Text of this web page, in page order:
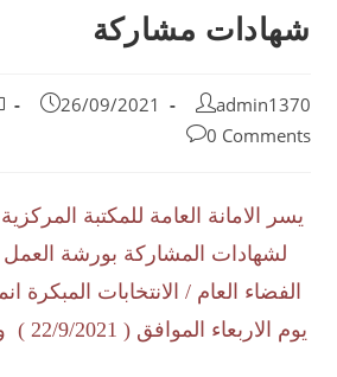
شهادات مشاركة
admin1370
26/09/2021
0 Comments
يسر الامانة العامة للمكتبة
لشهادات المشاركة بورشة العمل
الفضاء العام / الانتخابات المبكرة
يوم الاربعاء الموافق ( 22/9/2021 ) وعبر الرابط الاتي :-